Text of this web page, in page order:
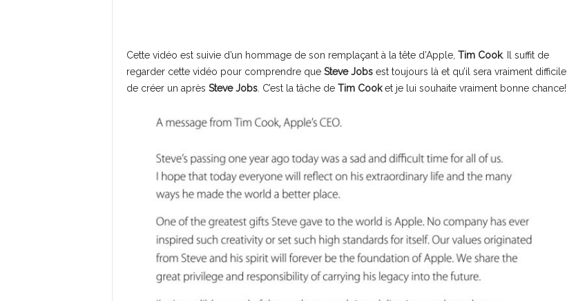
Cette vidéo est suivie d’un hommage de son remplaçant à la tête d’Apple, Tim Cook. Il suffit de
regarder cette vidéo pour comprendre que Steve Jobsest toujours là et qu’il sera vraiment difficile
de créer un après Steve Jobs. C’est la tâche de Tim Cooket je lui souhaite vraiment bonne chance!